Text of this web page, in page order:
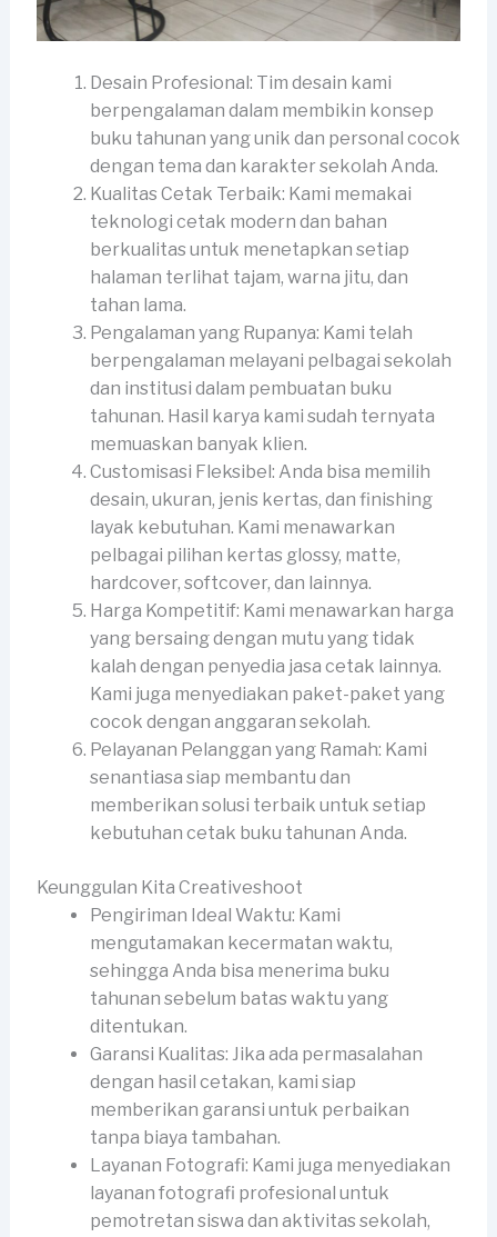
Desain Profesional: Tim desain kami
berpengalaman dalam membikin konsep
buku tahunan yang unik dan personal cocok
dengan tema dan karakter sekolah Anda.
Kualitas Cetak Terbaik: Kami memakai
teknologi cetak modern dan bahan
berkualitas untuk menetapkan setiap
halaman terlihat tajam, warna jitu, dan
tahan lama.
Pengalaman yang Rupanya: Kami telah
berpengalaman melayani pelbagai sekolah
dan institusi dalam pembuatan buku
tahunan. Hasil karya kami sudah ternyata
memuaskan banyak klien.
Customisasi Fleksibel: Anda bisa memilih
desain, ukuran, jenis kertas, dan finishing
layak kebutuhan. Kami menawarkan
pelbagai pilihan kertas glossy, matte,
hardcover, softcover, dan lainnya.
Harga Kompetitif: Kami menawarkan harga
yang bersaing dengan mutu yang tidak
kalah dengan penyedia jasa cetak lainnya.
Kami juga menyediakan paket-paket yang
cocok dengan anggaran sekolah.
Pelayanan Pelanggan yang Ramah: Kami
senantiasa siap membantu dan
memberikan solusi terbaik untuk setiap
kebutuhan cetak buku tahunan Anda.
Keunggulan Kita Creativeshoot
Pengiriman Ideal Waktu: Kami
mengutamakan kecermatan waktu,
sehingga Anda bisa menerima buku
tahunan sebelum batas waktu yang
ditentukan.
Garansi Kualitas: Jika ada permasalahan
dengan hasil cetakan, kami siap
memberikan garansi untuk perbaikan
tanpa biaya tambahan.
Layanan Fotografi: Kami juga menyediakan
layanan fotografi profesional untuk
pemotretan siswa dan aktivitas sekolah,